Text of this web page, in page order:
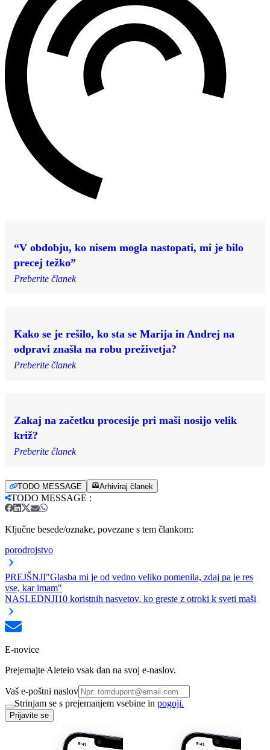
“V obdobju, ko nisem mogla nastopati, mi je bilo
precej težko”
Preberite članek
Kako se je rešilo, ko sta se Marija in Andrej na
odpravi znašla na robu preživetja?
Preberite članek
Zakaj na začetku procesije pri maši nosijo velik
križ?
Preberite članek
TODO MESSAGE Arhiviraj članek
TODO MESSAGE :
Ključne besede/oznake, povezane s tem člankom:
porodrojstvo
PREJŠNJI"Glasba mi je od vedno veliko pomenila, zdaj pa je res
vse, kar imam"
NASLEDNJI10 koristnih nasvetov, ko greste z otroki k sveti maši
E-novice
Prejemajte Aleteio vsak dan na svoj e-naslov.
Vaš e-poštni naslov
Strinjam se s prejemanjem vsebine in pogoji.
Prijavite se